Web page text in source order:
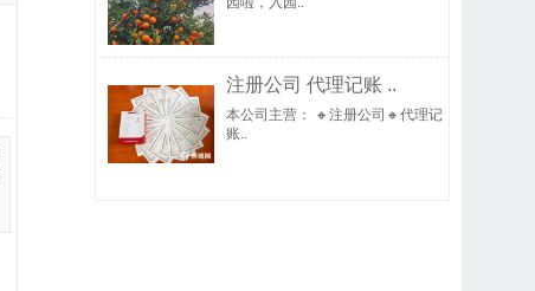
注册公司 代理记账 ..
本公司主营： 🔸注册公司🔸代理记
账..